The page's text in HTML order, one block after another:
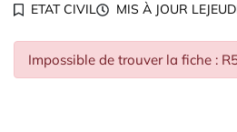
ETAT CIVIL MIS À JOUR LE
Impossible de trouver la fiche :